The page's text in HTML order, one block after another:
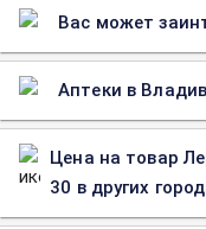
Вас может
Аптеки в
Цена на товар
30 в других